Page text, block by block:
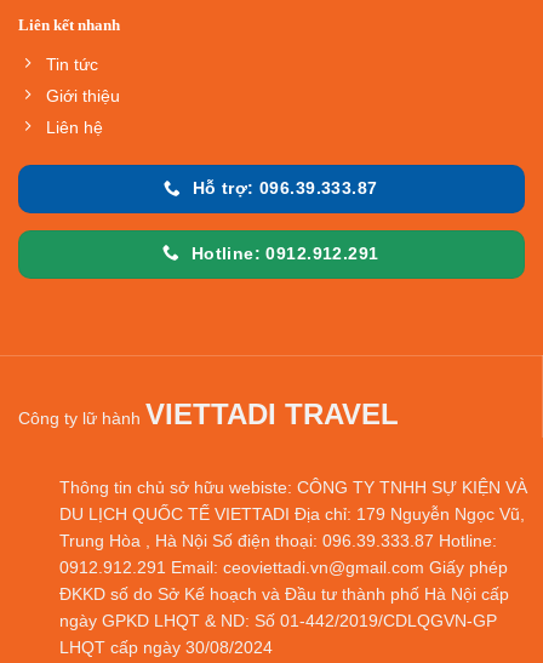
Liên kết nhanh
Tin tức
Giới thiệu
Liên hệ
Hỗ trợ: 096.39.333.87
Hotline: 0912.912.291
Công ty lữ hành VIETTADI TRAVEL
Thông tin chủ sở hữu webiste: CÔNG TY TNHH SỰ KIỆN VÀ
DU LỊCH QUỐC TẾ VIETTADI Địa chỉ: 179 Nguyễn Ngọc Vũ,
Trung Hòa , Hà Nội Số điện thoại: 096.39.333.87 Hotline:
0912.912.291 Email: ceoviettadi.vn@gmail.com Giấy phép
ĐKKD số do Sở Kế hoạch và Đầu tư thành phố Hà Nội cấp
ngày GPKD LHQT & ND: Số 01-442/2019/CDLQGVN-GP
LHQT cấp ngày 30/08/2024